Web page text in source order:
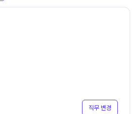
직무 변경